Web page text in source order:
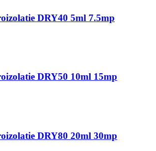
DRY40 5ml 7.5mp
DRY50 10ml 15mp
DRY80 20ml 30mp